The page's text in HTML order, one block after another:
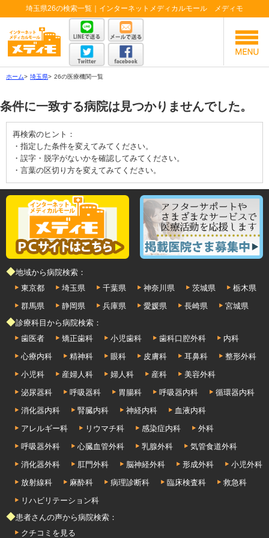
埼玉県26の検索一覧｜インターネットメディカルモール メディモ
ホーム> 埼玉県> 26の医療機関一覧
条件に一致する病院は見つかりませんでした。
再検索のヒント：
・指定した条件を変えてみてください。
・誤字・脱字がないかを確認してみてください。
・言葉の区切り方を変えてみてください。
◆地域から病院検索：
東京都
埼玉県 千葉県 神奈川県 茨城県
栃木県
群馬県
静岡県 兵庫県 愛媛県 長崎県
宮城県
◆診療科目から病院検索：
歯医者
矯正歯科 小児歯科 歯科口腔外科
内科
心療内科
精神科 眼科 皮膚科 耳鼻科
整形外科
小児科
産婦人科 婦人科 産科
美容外科
泌尿器科
呼吸器科 胃腸科 呼吸器内科
循環器内科
消化器内科
腎臓内科 神経内科
血液内科
アレルギー科
リウマチ科 感染症内科
外科
呼吸器外科
心臓血管外科 乳腺外科
気管食道外科
消化器外科
肛門外科 脳神経外科 形成外科
小児外科
放射線科
麻酔科 病理診断科 臨床検査科
救急科
リハビリテーション科
◆患者さんの声から病院検索：
クチコミを見る